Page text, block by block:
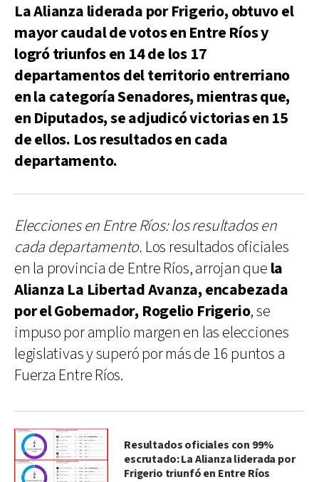
La Alianza liderada por Frigerio, obtuvo el
mayor caudal de votos en Entre Ríos y
logró triunfos en 14 de los 17
departamentos del territorio entrerriano
en la categoría Senadores, mientras que,
en Diputados, se adjudicó victorias en 15
de ellos. Los resultados en cada
departamento.
Elecciones en Entre Ríos: los resultados en
cada departamento. Los resultados oficiales
en la provincia de Entre Ríos, arrojan que la
Alianza La Libertad Avanza, encabezada
por el Gobernador, Rogelio Frigerio, se
impuso por amplio margen en las elecciones
legislativas y superó por más de 16 puntos a
Fuerza Entre Ríos.
Resultados oficiales con 99%
escrutado: La Alianza liderada por
Frigerio triunfó en Entre Ríos